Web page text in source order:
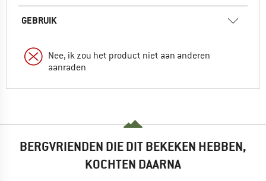
GEBRUIK
Nee, ik zou het product niet aan anderen
aanraden
BERGVRIENDEN DIE DIT BEKEKEN HEBBEN,
KOCHTEN DAARNA